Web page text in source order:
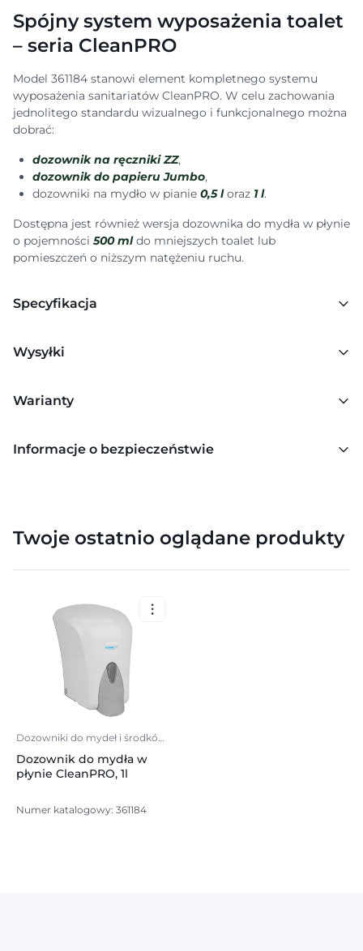
Spójny system wyposażenia toalet
– seria CleanPRO
Model 361184 stanowi element kompletnego systemu
wyposażenia sanitariatów CleanPRO. W celu zachowania
jednolitego standardu wizualnego i funkcjonalnego można
dobrać:
dozownik na ręczniki ZZ,
dozownik do papieru Jumbo,
dozowniki na mydło w pianie 0,5 l oraz 1 l.
Dostępna jest również wersja dozownika do mydła w płynie
o pojemności 500 ml do mniejszych toalet lub
pomieszczeń o niższym natężeniu ruchu.
Specyfikacja
Wysyłki
Warianty
Informacje o bezpieczeństwie
Twoje ostatnio oglądane produkty
Dozowniki do mydeł i środków
do rąk
Dozownik do mydła w
płynie CleanPRO, 1l
Numer katalogowy: 361184